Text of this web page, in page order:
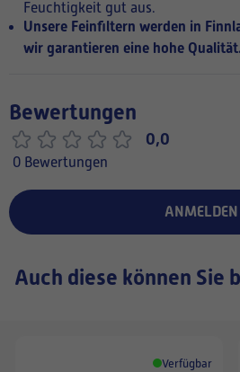
Feuchtigkeit gut aus.
Unsere Feinfiltern werden in
wir garantieren eine hohe Qualität.
Bewertungen
0,0
0 Bewertungen
ANMELDEN
Auch diese können Sie
Verfügbar